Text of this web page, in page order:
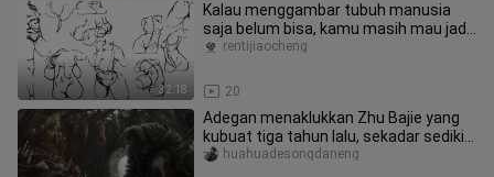
32:18
Kalau menggambar tubuh manusia
saja belum bisa, kamu masih mau jadi
ilustrator figur manusia? Sadarl
20
rentijiaocheng
Adegan menaklukkan Zhu Bajie yang
kubuat tiga tahun lalu, sekadar sedikit
penyesuaian cepat～
huahuadesongdaneng